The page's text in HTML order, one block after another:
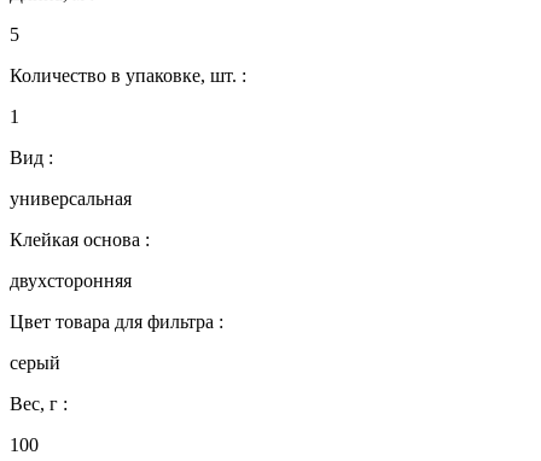
5
Количество в упаковке, шт. :
1
Вид :
универсальная
Клейкая основа :
двухсторонняя
Цвет товара для фильтра :
серый
Вес, г :
100